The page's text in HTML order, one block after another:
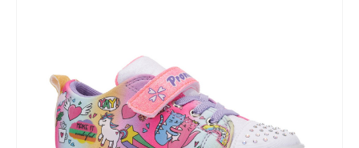
İndirim
Yeni Üyelik